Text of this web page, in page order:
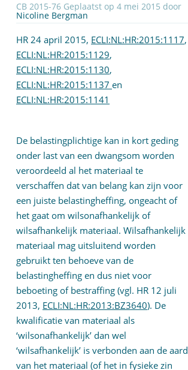
CB 2015-76 Geplaatst op 4 mei 2015 door
Nicoline Bergman
HR 24 april 2015, ECLI:NL:HR:2015:1117,
ECLI:NL:HR:2015:1129,
ECLI:NL:HR:2015:1130,
ECLI:NL:HR:2015:1137 en
ECLI:NL:HR:2015:1141
De belastingplichtige kan in kort geding
onder last van een dwangsom worden
veroordeeld al het materiaal te
verschaffen dat van belang kan zijn voor
een juiste belastingheffing, ongeacht of
het gaat om wilsonafhankelijk of
wilsafhankelijk materiaal. Wilsafhankelijk
materiaal mag uitsluitend worden
gebruikt ten behoeve van de
belastingheffing en dus niet voor
beboeting of bestraffing (vgl. HR 12 juli
2013, ECLI:NL:HR:2013:BZ3640). De
kwalificatie van materiaal als
‘wilsonafhankelijk’ dan wel
‘wilsafhankelijk’ is verbonden aan de aard
van het materiaal (of het in fysieke zin